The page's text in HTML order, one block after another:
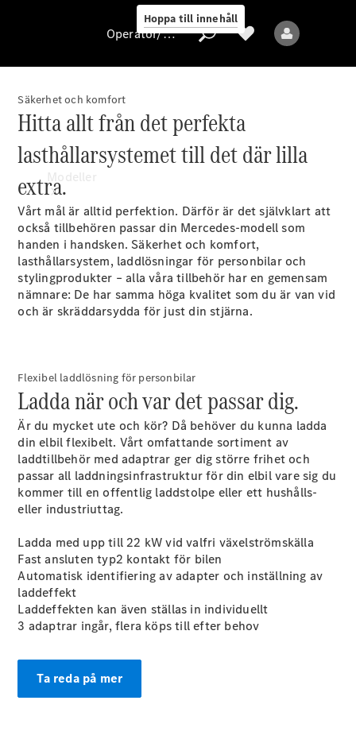
Hoppa till innehåll
Operatör/skydd
av
personuppgifter
Alla modeller
Nya modeller
Laddhybrid modeller
Sedan
Alla Sedan
CLA
Elektrisk
C-Klass
Sedan
C-
Klass
Elektrisk
EQE
Sedan
Elektrisk
Operatör/skydd av personuppgifter
Säkerhet och komfort
Hitta allt från det perfekta
lasthållarsystemet till det där lilla
extra.
Vårt mål är alltid perfektion. Därför är det självklart att
också tillbehören passar din Mercedes-modell som
handen i handsken. Säkerhet och komfort,
lasthållarsystem, laddlösningar för personbilar och
stylingprodukter – alla våra tillbehör har en gemensam
nämnare: De har samma höga kvalitet som du är van vid
och är skräddarsydda för just din stjärna.
Flexibel laddlösning för personbilar
Ladda när och var det passar dig.
Är du mycket ute och kör? Då behöver du kunna ladda
din elbil flexibelt. Vårt omfattande sortiment av
laddtillbehör med adaptrar ger dig större frihet och
passar all laddningsinfrastruktur för din elbil vare sig du
kommer till en offentlig laddstolpe eller ett hushålls-
eller industriuttag.
Ladda med upp till 22 kW vid valfri växelströmskälla
Fast ansluten typ2 kontakt för bilen
Automatisk identifiering av adapter och inställning av
laddeffekt
Laddeffekten kan även ställas in individuellt
3 adaptrar ingår, flera köps till efter behov
Ta reda på mer